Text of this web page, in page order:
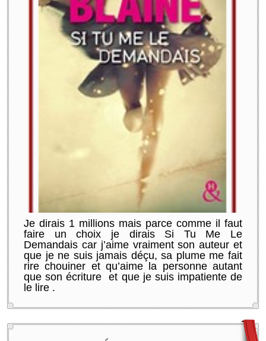
Je dirais 1 millions mais parce comme il faut
faire un choix je dirais Si Tu Me Le
Demandais car j’aime vraiment son auteur et
que je ne suis jamais déçu, sa plume me fait
rire chouiner et qu’aime la personne autant
que son écriture et que je suis impatiente de
le lire .